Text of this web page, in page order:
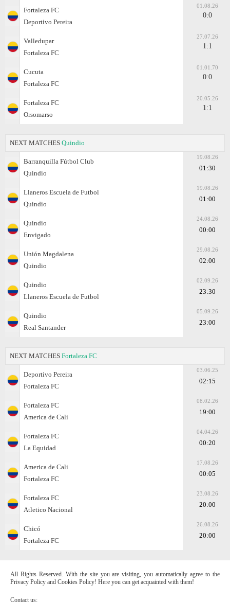
Fortaleza FC
Deportivo Pereira
01.08.26
0:0
Valledupar
Fortaleza FC
27.07.26
1:1
Cucuta
Fortaleza FC
01.01.70
0:0
Fortaleza FC
Orsomarso
20.05.26
1:1
NEXT MATCHES Quindio
Barranquilla Fútbol Club
Quindio
19.08.26
01:30
Llaneros Escuela de Futbol
Quindio
19.08.26
01:00
Quindio
Envigado
24.08.26
00:00
Unión Magdalena
Quindio
29.08.26
02:00
Quindio
Llaneros Escuela de Futbol
02.09.26
23:30
Quindio
Real Santander
05.09.26
23:00
NEXT MATCHES Fortaleza FC
Deportivo Pereira
Fortaleza FC
03.06.25
02:15
Fortaleza FC
America de Cali
08.02.26
19:00
Fortaleza FC
La Equidad
04.04.26
00:20
America de Cali
Fortaleza FC
17.08.26
00:05
Fortaleza FC
Atletico Nacional
23.08.26
20:00
Chicó
Fortaleza FC
26.08.26
20:00
All Rights Reserved. With the site you are visiting, you automatically agree to the
Privacy Policy and Cookies Policy! Here you can get acquainted with them!
Contact us: